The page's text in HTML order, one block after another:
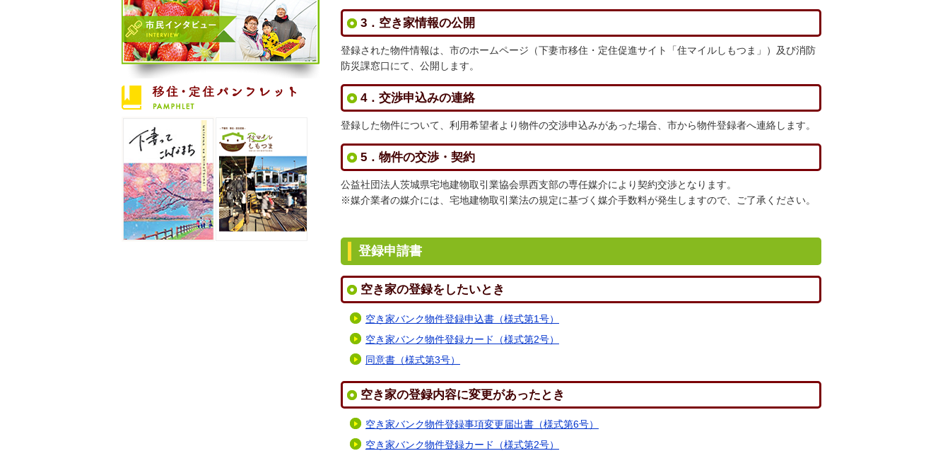
3．空き家情報の公開
登録された物件情報は、市のホームページ（下妻市移住・定住促進サイト「住マイルしもつま」）及び消防
防災課窓口にて、公開します。
4．交渉申込みの連絡
登録した物件について、利用希望者より物件の交渉申込みがあった場合、市から物件登録者へ連絡します。
5．物件の交渉・契約
公益社団法人茨城県宅地建物取引業協会県西支部の専任媒介により契約交渉となります。
※媒介業者の媒介には、宅地建物取引業法の規定に基づく媒介手数料が発生しますので、ご了承ください。
登録申請書
空き家の登録をしたいとき
空き家バンク物件登録申込書（様式第1号）
空き家バンク物件登録カード（様式第2号）
同意書（様式第3号）
空き家の登録内容に変更があったとき
空き家バンク物件登録事項変更届出書（様式第6号）
空き家バンク物件登録カード（様式第2号）
移住・定住パンフレット
住マイルしもつまパンフレット